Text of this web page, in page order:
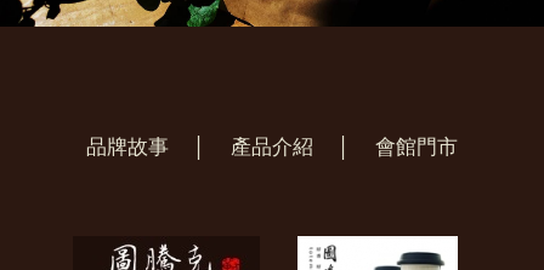
品牌故事 產品介紹 會館門市